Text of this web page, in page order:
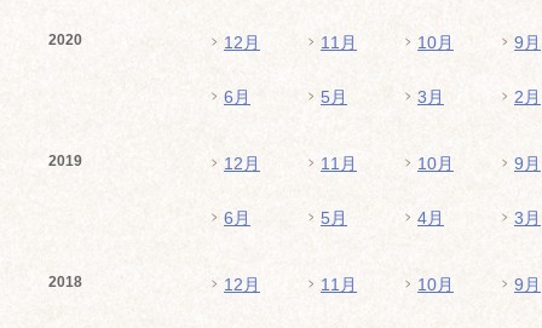
2020 12月 11月 10月 9月
6月 5月 3月 2月
2019 12月 11月 10月 9月
6月 5月 4月 3月
2018 12月 11月 10月 9月